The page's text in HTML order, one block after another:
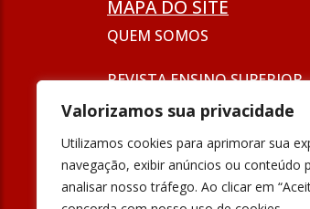
Valorizamos sua privacidade
Utilizamos cookies para aprimorar sua
navegação, exibir anúncios ou conteúdo
analisar nosso tráfego. Ao clicar em
MAPA DO SITE
QUEM SOMOS
REVISTA ENSINO SUPERIOR
SEJA UM ANUNCIANTE
FORMAÇÃO
INOVAÇÃO